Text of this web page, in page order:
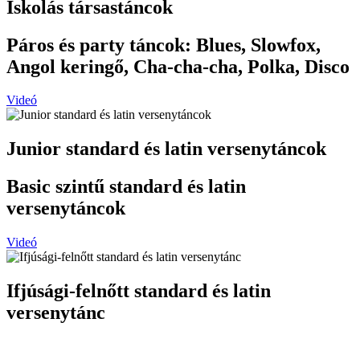
Iskolás társastáncok
Páros és party táncok: Blues, Slowfox,
Angol keringő, Cha-cha-cha, Polka, Disco
Videó
Junior standard és latin versenytáncok
Basic szintű standard és latin
versenytáncok
Videó
Ifjúsági-felnőtt standard és latin
versenytánc